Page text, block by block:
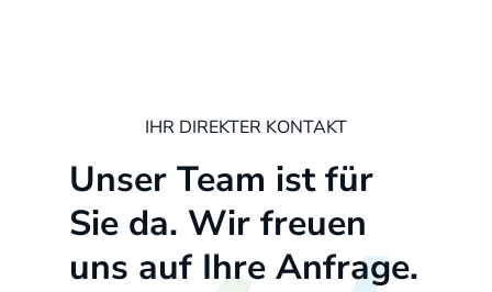
IHR DIREKTER KONTAKT
Unser Team ist für
Sie da. Wir freuen
uns auf Ihre Anfrage.